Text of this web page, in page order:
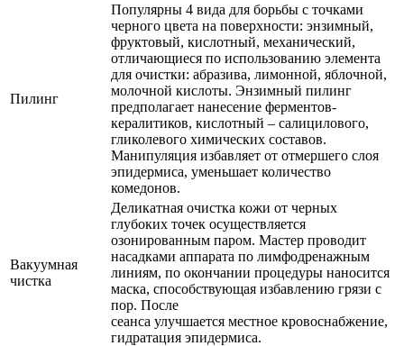
Пилинг
Популярны 4 вида для борьбы с точками
черного цвета на поверхности: энзимный,
фруктовый, кислотный, механический,
отличающиеся по использованию элемента
для очистки: абразива, лимонной, яблочной,
молочной кислоты. Энзимный пилинг
предполагает нанесение ферментов-
кералитиков, кислотный – салицилового,
гликолевого химических составов.
Манипуляция избавляет от отмершего слоя
эпидермиса, уменьшает количество
комедонов.
Вакуумная
чистка
Деликатная очистка кожи от черных
глубоких точек осуществляется
озонированным паром. Мастер проводит
насадками аппарата по лимфодренажным
линиям, по окончании процедуры наносится
маска, способствующая избавлению грязи с
пор. После
сеанса улучшается местное кровоснабжение,
гидратация эпидермиса.